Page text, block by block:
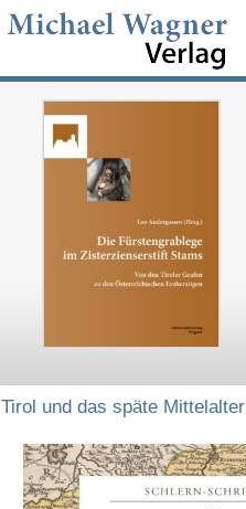
Tirol und das späte Mittelalter